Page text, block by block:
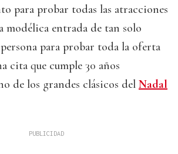
para probar todas las atracciones
modélica entrada de tan solo
para probar toda la oferta
cita que cumple 30 años
de los grandes clásicos del Nadal